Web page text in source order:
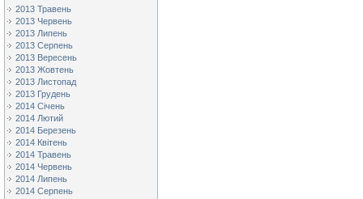
2013 Травень
2013 Червень
2013 Липень
2013 Серпень
2013 Вересень
2013 Жовтень
2013 Листопад
2013 Грудень
2014 Січень
2014 Лютий
2014 Березень
2014 Квітень
2014 Травень
2014 Червень
2014 Липень
2014 Серпень